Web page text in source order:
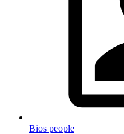
Bios people